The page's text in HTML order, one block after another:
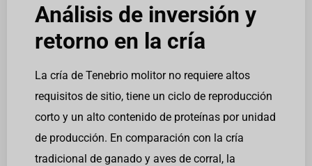
Análisis de inversión y
retorno en la cría
La cría de Tenebrio molitor no requiere altos
requisitos de sitio, tiene un ciclo de reproducción
corto y un alto contenido de proteínas por unidad
de producción. En comparación con la cría
tradicional de ganado y aves de corral, la